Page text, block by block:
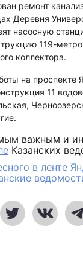
ремонт
Деревня
насосную
119-
коллектора.
на проспекте
11
важным и
Казанских
в ленте